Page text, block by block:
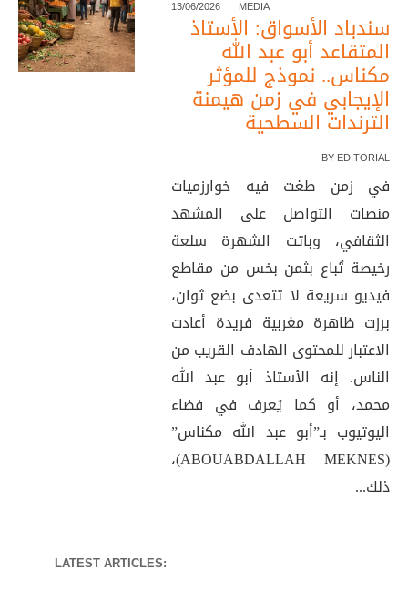
13/06/2026 MEDIA
سندباد الأسواق: الأستاذ
المتقاعد أبو عبد الله
مكناس.. نموذج للمؤثر
الإيجابي في زمن هيمنة
الترندات السطحية
BY EDITORIAL
في زمن طغت فيه خوارزميات
منصات التواصل على المشهد
الثقافي، وباتت الشهرة سلعة
رخيصة تُباع بثمن بخس من مقاطع
فيديو سريعة لا تتعدى بضع ثوان،
برزت ظاهرة مغربية فريدة أعادت
الاعتبار للمحتوى الهادف القريب من
الناس. إنه الأستاذ أبو عبد الله
محمد، أو كما يُعرف في فضاء
اليوتيوب بـ”أبو عبد الله مكناس”
(ABOUABDALLAH MEKNES)،
ذلك...
LATEST ARTICLES: